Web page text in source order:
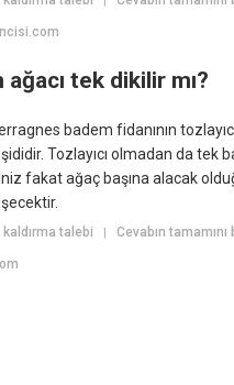
ağacı tek dikilir mı?
badem fidanının
Tozlayıcı olmadan da tek
fakat ağaç başına alacak
kaldırma talebi |Cevabın